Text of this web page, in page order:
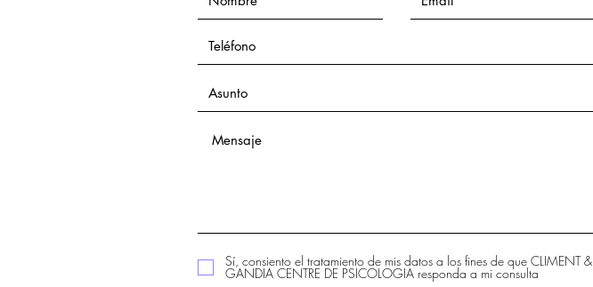
Sí, consiento el tratamiento de mis datos a los fines de que CLIMENT &
GANDIA CENTRE DE PSICOLOGIA responda a mi consulta